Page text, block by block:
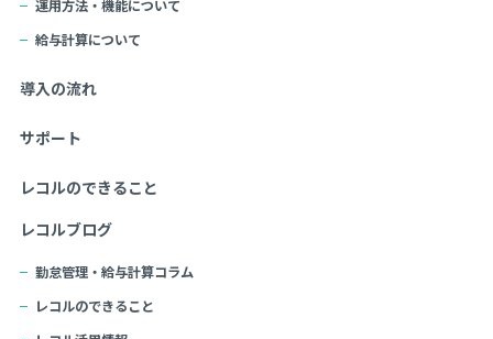
運用方法・機能について
給与計算について
導入の流れ
サポート
レコルのできること
レコルブログ
勤怠管理・給与計算コラム
レコルのできること